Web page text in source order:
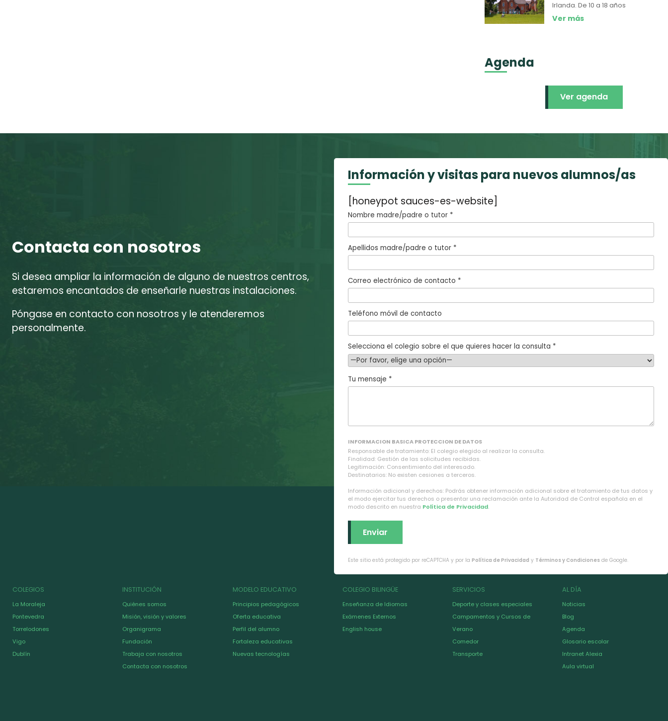
Irlanda.De 10 a 18 años
Ver más
Agenda
Ver agenda
Contacta con nosotros
Si desea ampliar la información de alguno de nuestros centros,
estaremos encantados de enseñarle nuestras instalaciones.
Póngase en contacto con nosotros y le atenderemos
personalmente.
Información y visitas para nuevos alumnos/as
[honeypot sauces-es-website]
Nombre madre/padre o tutor *
Apellidos madre/padre o tutor *
Correo electrónico de contacto *
Teléfono móvil de contacto
Selecciona el colegio sobre el que quieres hacer la consulta *
Tu mensaje *
INFORMACION BASICA PROTECCION DE DATOS
Responsable de tratamiento: El colegio elegido al realizar la consulta.
Finalidad: Gestión de las solicitudes recibidas.
Legitimación: Consentimiento del interesado.
Destinatarios: No existen cesiones a terceros.
Información adicional y derechos: Podrás obtener información adicional sobre el tratamiento de tus datos y
el modo ejercitar tus derechos o presentar una reclamación ante la Autoridad de Control española en el
modo descrito en nuestra Política de Privacidad.
Este sitio está protegido por reCAPTCHA y por la Política de Privacidad y Términos y Condiciones de Google.
COLEGIOS
La Moraleja
Pontevedra
Torrelodones
Vigo
Dublín
INSTITUCIÓN
Quiénes somos
Misión, visión y valores
Organigrama
Fundación
Trabaja con nosotros
Contacta con nosotros
MODELO EDUCATIVO
Principios pedagógicos
Oferta educativa
Perfil del alumno
Fortaleza educativas
Nuevas tecnologías
COLEGIO BILINGÜE
Enseñanza de Idiomas
Exámenes Externos
English house
SERVICIOS
Deporte y clases especiales
Campamentos y Cursos de
Verano
Comedor
Transporte
AL DÍA
Noticias
Blog
Agenda
Glosario escolar
Intranet Alexia
Aula virtual